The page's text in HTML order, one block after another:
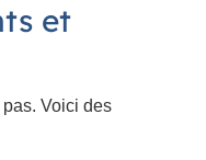
et
Voici des